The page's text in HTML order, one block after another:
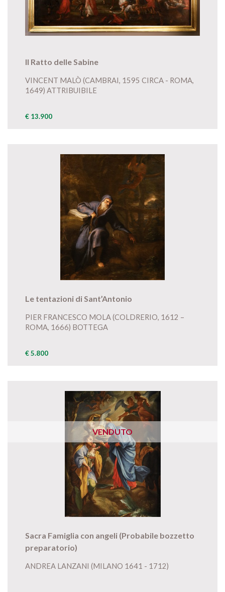
Il Ratto delle Sabine
VINCENT MALÒ (CAMBRAI, 1595 CIRCA - ROMA,
1649) ATTRIBUIBILE
€ 13.900
Le tentazioni di Sant’Antonio
PIER FRANCESCO MOLA (COLDRERIO, 1612 –
ROMA, 1666) BOTTEGA
€ 5.800
VENDUTO
Sacra Famiglia con angeli (Probabile bozzetto
preparatorio)
ANDREA LANZANI (MILANO 1641 - 1712)